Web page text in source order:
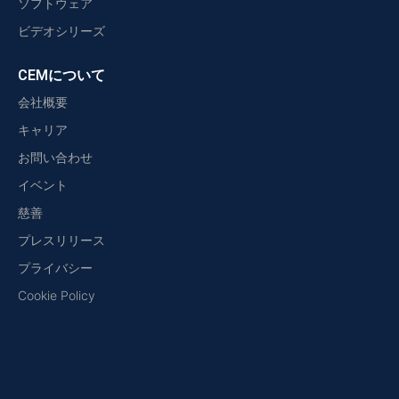
ソフトウェア
ビデオシリーズ
CEMについて
会社概要
キャリア
お問い合わせ
イベント
慈善
プレスリリース
プライバシー
Cookie Policy